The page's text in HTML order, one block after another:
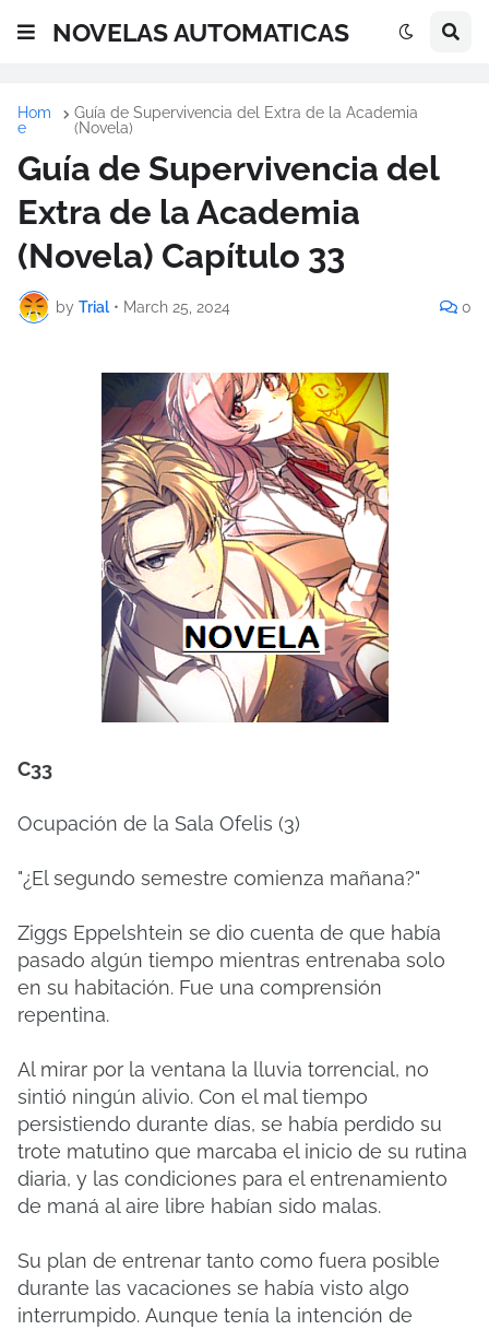
NOVELAS AUTOMATICAS
Hom
e
Guía de Supervivencia del Extra de la Academia
(Novela)
Guía de Supervivencia del
Extra de la Academia
(Novela) Capítulo 33
by Trial • March 25, 2024 0
C33
Ocupación de la Sala Ofelis (3)
"¿El segundo semestre comienza mañana?"
Ziggs Eppelshtein se dio cuenta de que había
pasado algún tiempo mientras entrenaba solo
en su habitación. Fue una comprensión
repentina.
Al mirar por la ventana la lluvia torrencial, no
sintió ningún alivio. Con el mal tiempo
persistiendo durante días, se había perdido su
trote matutino que marcaba el inicio de su rutina
diaria, y las condiciones para el entrenamiento
de maná al aire libre habían sido malas.
Su plan de entrenar tanto como fuera posible
durante las vacaciones se había visto algo
interrumpido. Aunque tenía la intención de